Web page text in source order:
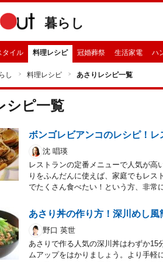
暮らし
タイル 料理レシピ 冠婚葬祭 生活家電 ハ
し 料理レシピ あさりレシピ一覧
シピ一覧
ボンゴレビアンコのレシピ！
沈 唱瑛
レストランの定番メニューで人気が高
りをふんだんに使えば、家庭でもレス
でたくさん食べたい！という方、非常
あさり丼の作り方！深川めし風
野口 英世
あさりで作る人気の深川丼はわずか15
ムアップをはかりましょう。より手軽